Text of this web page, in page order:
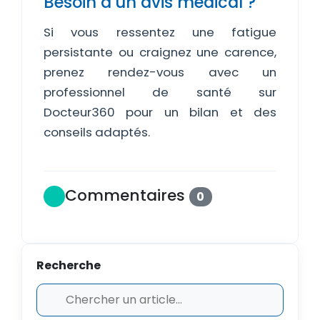
Si vous ressentez une fatigue
persistante ou craignez une carence,
prenez rendez-vous avec un
professionnel de santé sur
Docteur360 pour un bilan et des
conseils adaptés.
Commentaires 0
Recherche